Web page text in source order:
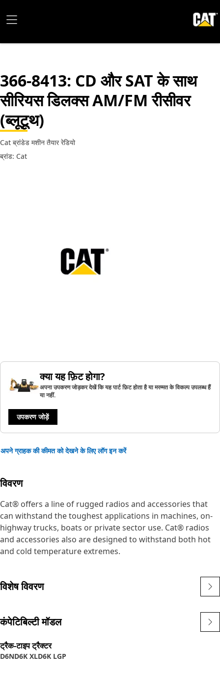
366-8413: CD और SAT के साथ
सीरियस डिलक्स AM/FM रीसीवर
(ब्लूटूथ)
Cat ब्रांडेड मशीन तैयार रेडियो
ब्रांड: Cat
क्या यह फ़िट होगा?
अपना उपकरण जोड़कर देखें कि यह पार्ट फ़िट होता है या मरम्मत के विकल्प उपलब्ध हैं
या नहीं.
उपकरण जोड़ें
अपने ग्राहक की कीमत को देखने के लिए लॉग इन करें
विवरण
Cat® offers a line of rugged radios and accessories that
can withstand the toughest applications in machines, on-
highway trucks, boats or private sector use. Cat® radios
and accessories also are designed to withstand both hot
and cold temperature extremes.
विशेष विवरण
कंपेटिबिल्टी मॉडल
ट्रैक-टाइप ट्रैक्टर
D6ND6K XLD6K LGP